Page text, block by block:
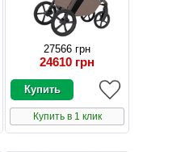
27566 грн
24610 грн
Купить в 1 клик